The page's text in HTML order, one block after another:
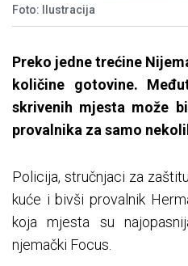
Foto: Ilustracija
Preko jedne trećine
količine gotovine.
skrivenih mjesta može
provalnika za samo
Policija, stručnjaci za
kuće i bivši provalnik
koja mjesta su
njemački Focus.